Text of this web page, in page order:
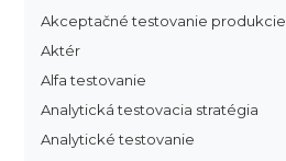
Akceptačné testovanie produkcie
Aktér
Alfa testovanie
Analytická testovacia stratégia
Analytické testovanie